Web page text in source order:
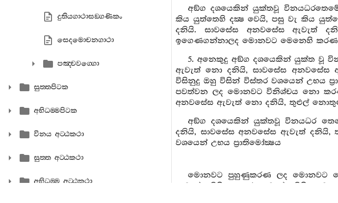
දුතියගාථාසඞ‍්ගණිකං
සෙදමොචනගාථා
පඤ‍්චවග‍්ගො
සුත‍්තපිටක
අභිධම‍්මපිටක
විනය අට‍්ඨකථා
සුත‍්ත අට‍්ඨකථා
අභිධම‍්ම අට‍්ඨකථා
අඞ්ග දශයෙකින් යුක්තවූ
කිය යුත්තෙහි දක්‍ෂ වෙයි, පසු වැ කිය
දනියි. සාවසේස අනවසේස ඇවැත්
ඉගෙණගන්නාලද මොනවට මෙනෙහි
5. අනෙකුදු අඞ්ග දශයෙකින් යුක්ත වූ
ඇවැත් නො දනියි, සාවසේස
විසිනුදු ඔහු විසින් විස්තර වශයෙන් උභය
පවත්වන ලද මොනවට විනිශ්චය නො
අනවසේස ඇවැත් නො දනියි, තුළුල්
අඞ්ග දශයෙකින් යුක්තවූ විනයධර
දනියි, සාවසේස අනවසේස ඇවැත්
වශයෙන් උභය ප්‍රාතිමෝක්‍ෂය
මොනවට පුහුණුකරණ ලද මොනවට
ඇවැත් දනියි, ලුහුගුරු ඇවැත් දනියි,